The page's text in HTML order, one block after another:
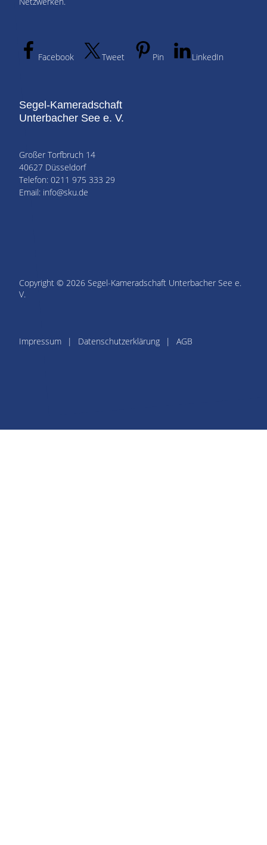
Facebook Tweet Pin LinkedIn
Segel-Kameradschaft
Unterbacher See e. V.
Großer Torfbruch 14
40627 Düsseldorf
Telefon: 0211 975 333 29
Email: info@sku.de
Copyright © 2026 Segel-Kameradschaft Unterbacher See e.
V.
Impressum Datenschutzerklärung AGB